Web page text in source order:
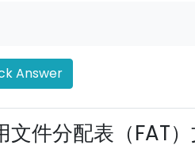
Answer
文件分配表（FAT